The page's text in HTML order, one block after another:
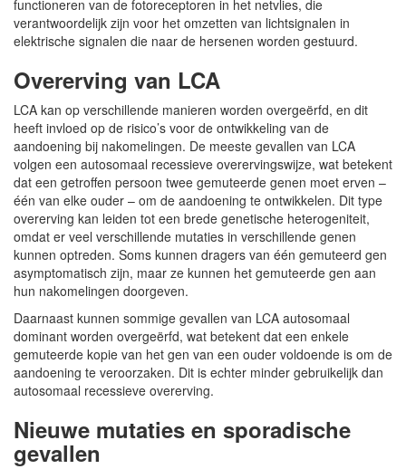
functioneren van de fotoreceptoren in het netvlies, die
verantwoordelijk zijn voor het omzetten van lichtsignalen in
elektrische signalen die naar de hersenen worden gestuurd.
Overerving van LCA
LCA kan op verschillende manieren worden overgeërfd, en dit
heeft invloed op de risico’s voor de ontwikkeling van de
aandoening bij nakomelingen. De meeste gevallen van LCA
volgen een autosomaal recessieve overervingswijze, wat betekent
dat een getroffen persoon twee gemuteerde genen moet erven –
één van elke ouder – om de aandoening te ontwikkelen. Dit type
overerving kan leiden tot een brede genetische heterogeniteit,
omdat er veel verschillende mutaties in verschillende genen
kunnen optreden. Soms kunnen dragers van één gemuteerd gen
asymptomatisch zijn, maar ze kunnen het gemuteerde gen aan
hun nakomelingen doorgeven.
Daarnaast kunnen sommige gevallen van LCA autosomaal
dominant worden overgeërfd, wat betekent dat een enkele
gemuteerde kopie van het gen van een ouder voldoende is om de
aandoening te veroorzaken. Dit is echter minder gebruikelijk dan
autosomaal recessieve overerving.
Nieuwe mutaties en sporadische
gevallen